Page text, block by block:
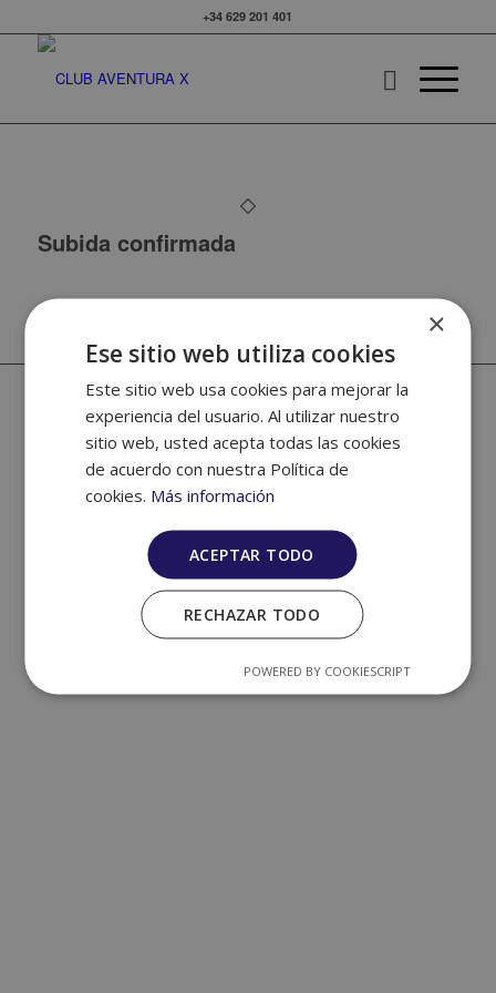
+34 629 201 401
Subida confirmada
© Copyright - CLUB AVENTURA X -Enfold WordPress Theme by Kriesi
×
Ese sitio web utiliza cookies
Este sitio web usa cookies para mejorar la
experiencia del usuario. Al utilizar nuestro
sitio web, usted acepta todas las cookies
de acuerdo con nuestra Política de
cookies. Más información
ACEPTAR TODO
RECHAZAR TODO
POWERED BY COOKIESCRIPT